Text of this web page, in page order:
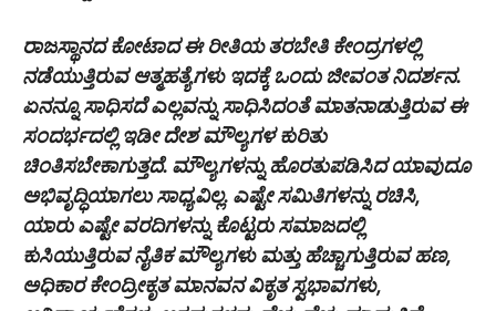
ರಾಜಸ್ಥಾನದ ಕೋಟಾದ ಈ ರೀತಿಯ ತರಬೇತಿ ಕೇಂದ್ರಗಳಲ್ಲಿ
ನಡೆಯುತ್ತಿರುವ ಆತ್ಮಹತ್ಯೆಗಳು ಇದಕ್ಕೆ ಒಂದು ಜೀವಂತ ನಿದರ್ಶನ.
ಏನನ್ನೂ ಸಾಧಿಸದೆ ಎಲ್ಲವನ್ನು ಸಾಧಿಸಿದಂತೆ ಮಾತನಾಡುತ್ತಿರುವ ಈ
ಸಂದರ್ಭದಲ್ಲಿ ಇಡೀ ದೇಶ ಮೌಲ್ಯಗಳ ಕುರಿತು
ಚಿಂತಿಸಬೇಕಾಗುತ್ತದೆ. ಮೌಲ್ಯಗಳನ್ನು ಹೊರತುಪಡಿಸಿದ ಯಾವುದೂ
ಅಭಿವೃದ್ಧಿಯಾಗಲು ಸಾಧ್ಯವಿಲ್ಲ. ಎಷ್ಟೇ ಸಮಿತಿಗಳನ್ನು ರಚಿಸಿ,
ಯಾರು ಎಷ್ಟೇ ವರದಿಗಳನ್ನು ಕೊಟ್ಟರು ಸಮಾಜದಲ್ಲಿ
ಕುಸಿಯುತ್ತಿರುವ ನೈತಿಕ ಮೌಲ್ಯಗಳು ಮತ್ತು ಹೆಚ್ಚಾಗುತ್ತಿರುವ ಹಣ,
ಅಧಿಕಾರ ಕೇಂದ್ರೀಕೃತ ಮಾನವನ ವಿಕೃತ ಸ್ವಭಾವಗಳು,